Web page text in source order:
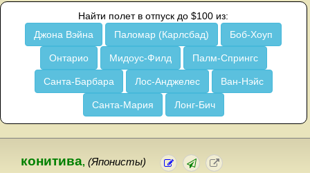
Найти полет в отпуск до $100 из:
Джона Вэйна
Паломар (Карлсбад) Боб-Хоуп
Онтарио Мидоус-Филд Палм-Спрингс
Санта-Барбара Лос-Анджелес Ван-Нэйс
Санта-Мария Лонг-Бич
конитива, (Японисты)